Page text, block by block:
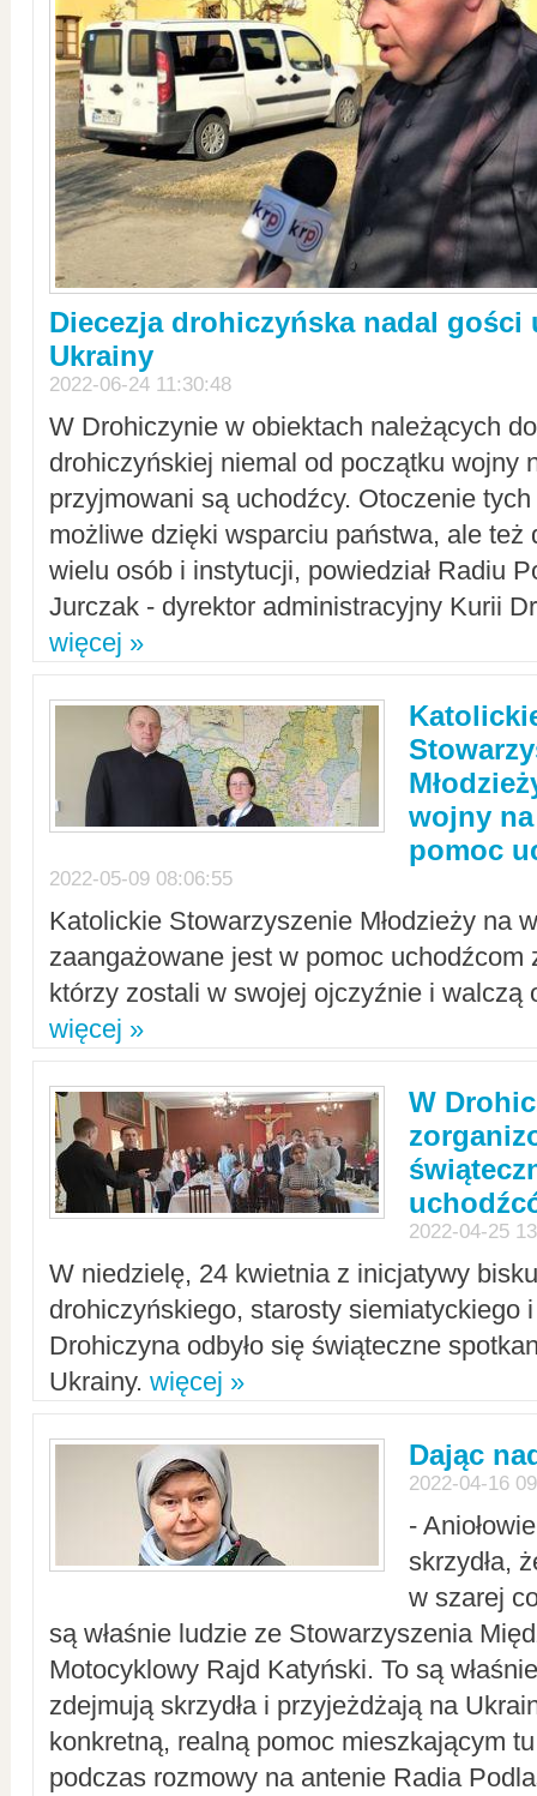
Diecezja drohiczyńska nadal gości
Ukrainy
2022-06-24 11:30:48
W Drohiczynie w obiektach należących
drohiczyńskiej niemal od początku wojny
przyjmowani są uchodźcy. Otoczenie
możliwe dzięki wsparciu państwa, ale też
wielu osób i instytucji, powiedział Radiu
Jurczak - dyrektor administracyjny Kurii
więcej »
wojny
pomoc
2022-05-09 08:06:55
Katolickie Stowarzyszenie Młodzieży na
zaangażowane jest w pomoc uchodźcom
którzy zostali w swojej ojczyźnie i walczą
więcej »
W
2022-04-25
W niedzielę, 24 kwietnia z inicjatywy
drohiczyńskiego, starosty siemiatyckiego
Drohiczyna odbyło się świąteczne
Ukrainy. więcej »
Dając
2022-04-16
-
skrzydła,
w szarej
są właśnie ludzie ze Stowarzyszenia
Motocyklowy Rajd Katyński. To są
zdejmują skrzydła i przyjeżdżają na
konkretną, realną pomoc mieszkającym
podczas rozmowy na antenie Radia